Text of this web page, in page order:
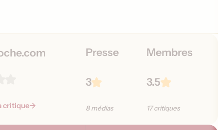
critique
Presse
3
8 médias
Membres
3.5
17 critiques